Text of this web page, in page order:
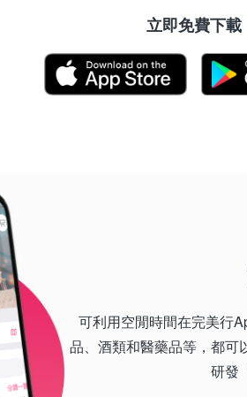
立即免費下載
可利用空閒時間在完美行
品、酒類和醫藥品等，都可
研發